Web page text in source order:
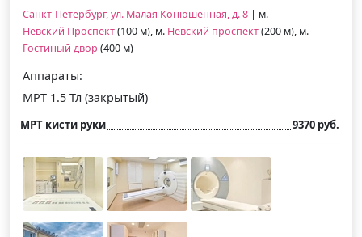
Санкт-Петербург, ул. Малая Конюшенная, д. 8 | м.
Невский Проспект(100 м), м. Невский проспект(200 м), м.
Гостиный двор (400 м)
Аппараты:
МРТ 1.5 Тл (закрытый)
МРТ кисти руки 9370 руб.